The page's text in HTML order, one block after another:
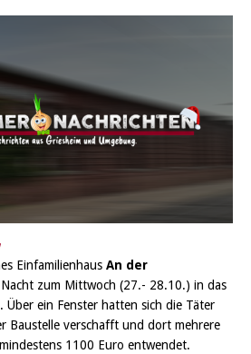
Einfamilienhaus An der
zum Mittwoch (27.- 28.10.) in das
Über ein Fenster hatten sich die Täter
Baustelle verschafft und dort mehrere
1100 Euro entwendet.